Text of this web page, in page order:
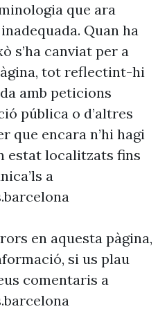
que ara
Quan ha
s’ha canviat per a
tot reflectint-hi
amb peticions
pública o d’altres
que encara n’hi hagi
estat localitzats fins
a
en aquesta pàgina,
si us plau
comentaris a